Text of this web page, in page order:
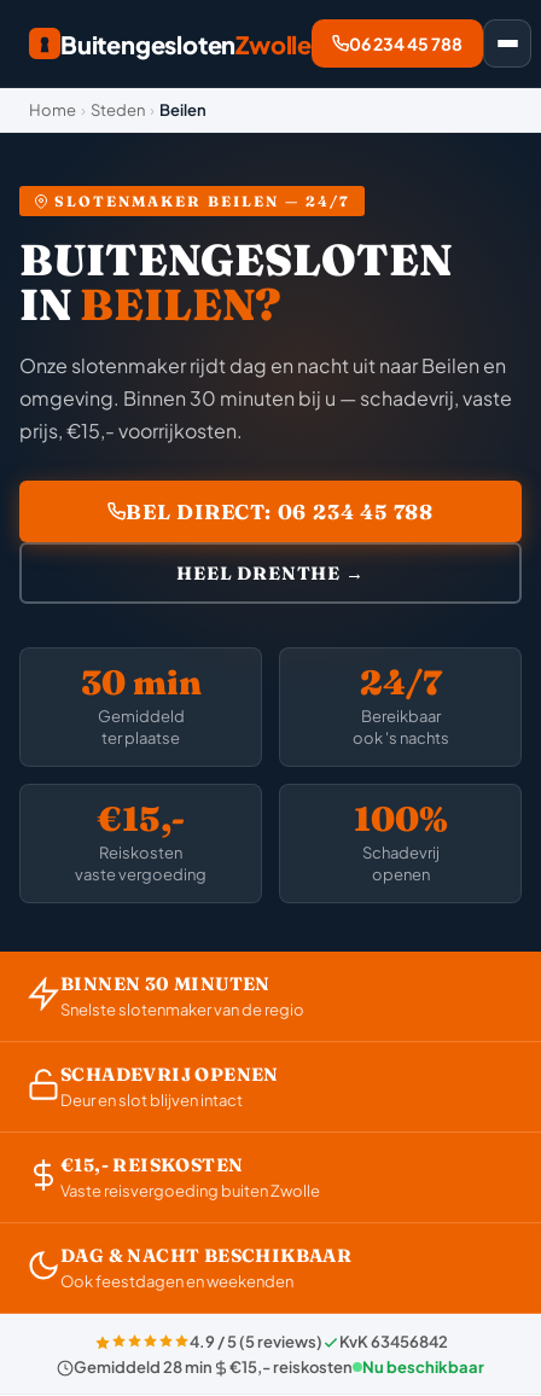
BuitengeslotenZwolle 06 234 45 788
Home › Steden › Beilen
SLOTENMAKER BEILEN — 24/7
BUITENGESLOTEN
INBEILEN?
Onze slotenmaker rijdt dag en nacht uit naar Beilen en
omgeving. Binnen 30 minuten bij u — schadevrij, vaste
prijs, €15,- voorrijkosten.
BEL DIRECT: 06 234 45 788
HEEL DRENTHE →
30 min
Gemiddeld
ter plaatse
24/7
Bereikbaar
ook 's nachts
€15,-
Reiskosten
vaste vergoeding
100%
Schadevrij
openen
BINNEN 30 MINUTEN
Snelste slotenmaker van de regio
SCHADEVRIJ OPENEN
Deur en slot blijven intact
€15,- REISKOSTEN
Vaste reisvergoeding buiten Zwolle
DAG & NACHT BESCHIKBAAR
Ook feestdagen en weekenden
4.9 / 5 (5 reviews)
KvK 63456842
Gemiddeld 28 min
€15,- reiskosten Nu beschikbaar